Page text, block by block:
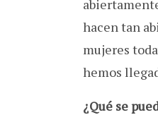
hacen tan
mujeres
hemos
¿Qué se